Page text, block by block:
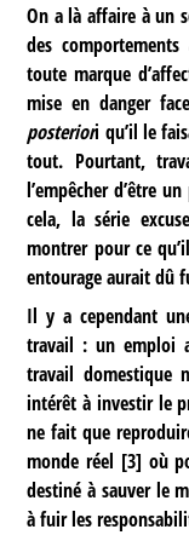
On a là affaire à un
des comportements
toute marque
mise en danger
posteriori qu’il le
tout. Pourtant,
l’empêcher d’être
cela, la série
montrer pour ce
entourage aurait dû
Il y a cependant
travail : un emploi
travail domestique
intérêt à investir le
ne fait que
monde réel [3] où
destiné à sauver le
à fuir les